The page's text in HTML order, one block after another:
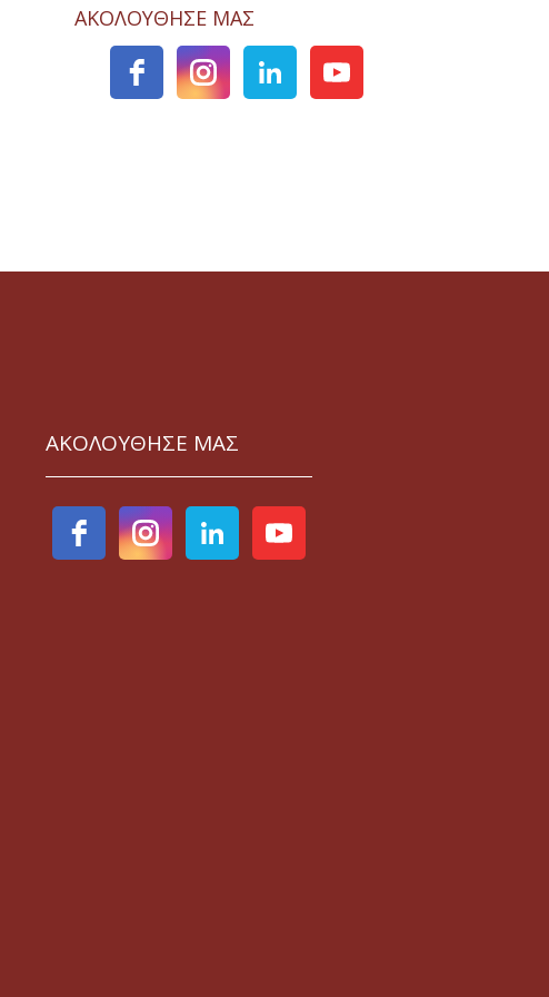
ΑΚΟΛΟΥΘΗΣΕ ΜΑΣ
ΑΚΟΛΟΥΘΗΣΕ ΜΑΣ